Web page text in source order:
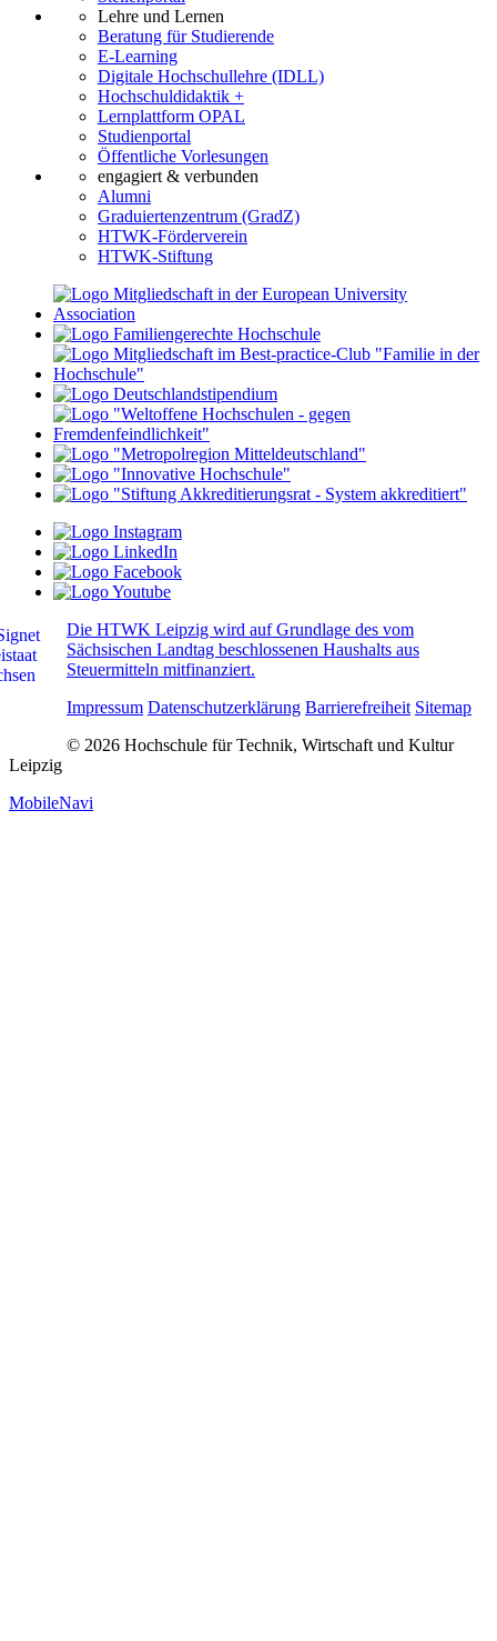
Lehre und Lernen
Beratung für Studierende
E-Learning
Digitale Hochschullehre (IDLL)
Hochschuldidaktik +
Lernplattform OPAL
Studienportal
Öffentliche Vorlesungen
engagiert & verbunden
Alumni
Graduiertenzentrum (GradZ)
HTWK-Förderverein
HTWK-Stiftung
Die HTWK Leipzig wird auf Grundlage des vom
Sächsischen Landtag beschlossenen Haushalts aus
Steuermitteln mitfinanziert.
Impressum Datenschutzerklärung Barrierefreiheit Sitemap
© 2026 Hochschule für Technik, Wirtschaft und Kultur
Leipzig
MobileNavi